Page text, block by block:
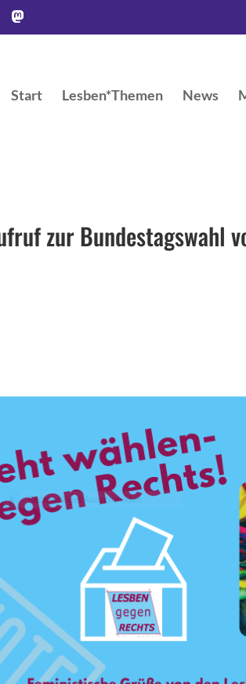
Start Lesben*Themen News
zur Bundestagswahl